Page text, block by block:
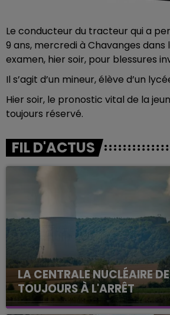
Le conducteur du tracteur qui a
9 ans, mercredi à Chavanges dans
examen, hier soir, pour blessures
Il s’agit d’un mineur, élève d’un
Hier soir, le pronostic vital de la
toujours réservé.
FIL D'ACTUS
LA CENTRALE NUCLÉAIRE
TOUJOURS À L'ARRÊT
Cela fait déjà une semaine que